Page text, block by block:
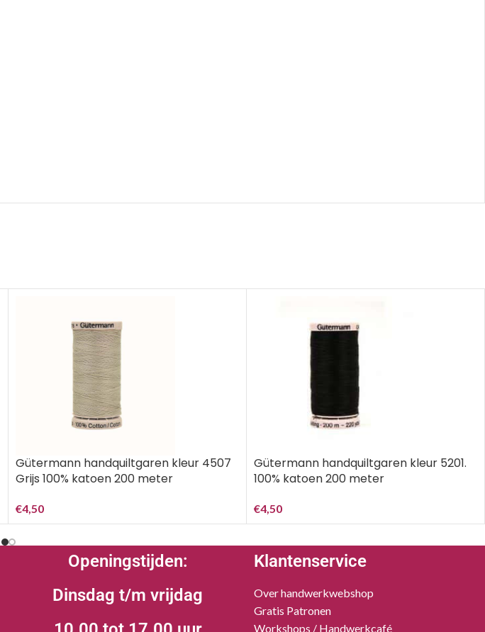
Gütermann handquiltgaren kleur 4507
Grijs 100% katoen 200 meter
€4,50
Gütermann handquiltgaren kleur 5201.
100% katoen 200 meter
€4,50
Openingstijden:
Dinsdag t/m vrijdag
Klantenservice
Over handwerkwebshop
Gratis Patronen
Workshops / Handwerkcafé